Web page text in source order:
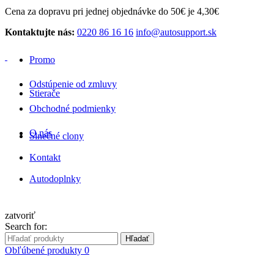
Cena za dopravu pri jednej objednávke do 50€ je 4,30€
Kontaktujte nás: 0220 86 16 16 info@autosupport.sk
Promo
Odstúpenie od zmluvy
Obchodné podmienky
O nás
Kontakt
Autodoplnky
zatvoriť